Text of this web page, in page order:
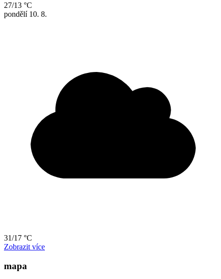
27/13 °C
pondělí 10. 8.
31/17 °C
Zobrazit více
mapa